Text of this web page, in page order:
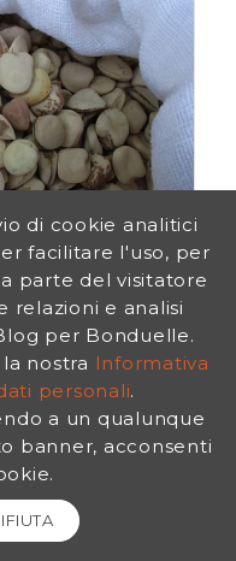
CHE SI
E A TUTTI
i motivi per
di coltivare la
nel nostro
favorisce
terra e
suolo, anche
di cookie analitici
facilitare l'uso, per
parte del visitatore
relazioni e analisi
per Bonduelle.
nostra Informativa
personali.
a un qualunque
banner, acconsenti